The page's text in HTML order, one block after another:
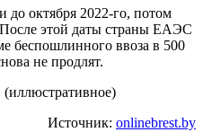
до октября 2022-го, потом
этой даты страны ЕАЭС
беспошлинного ввоза в 500
не продлят.
Источник: onlinebrest.by